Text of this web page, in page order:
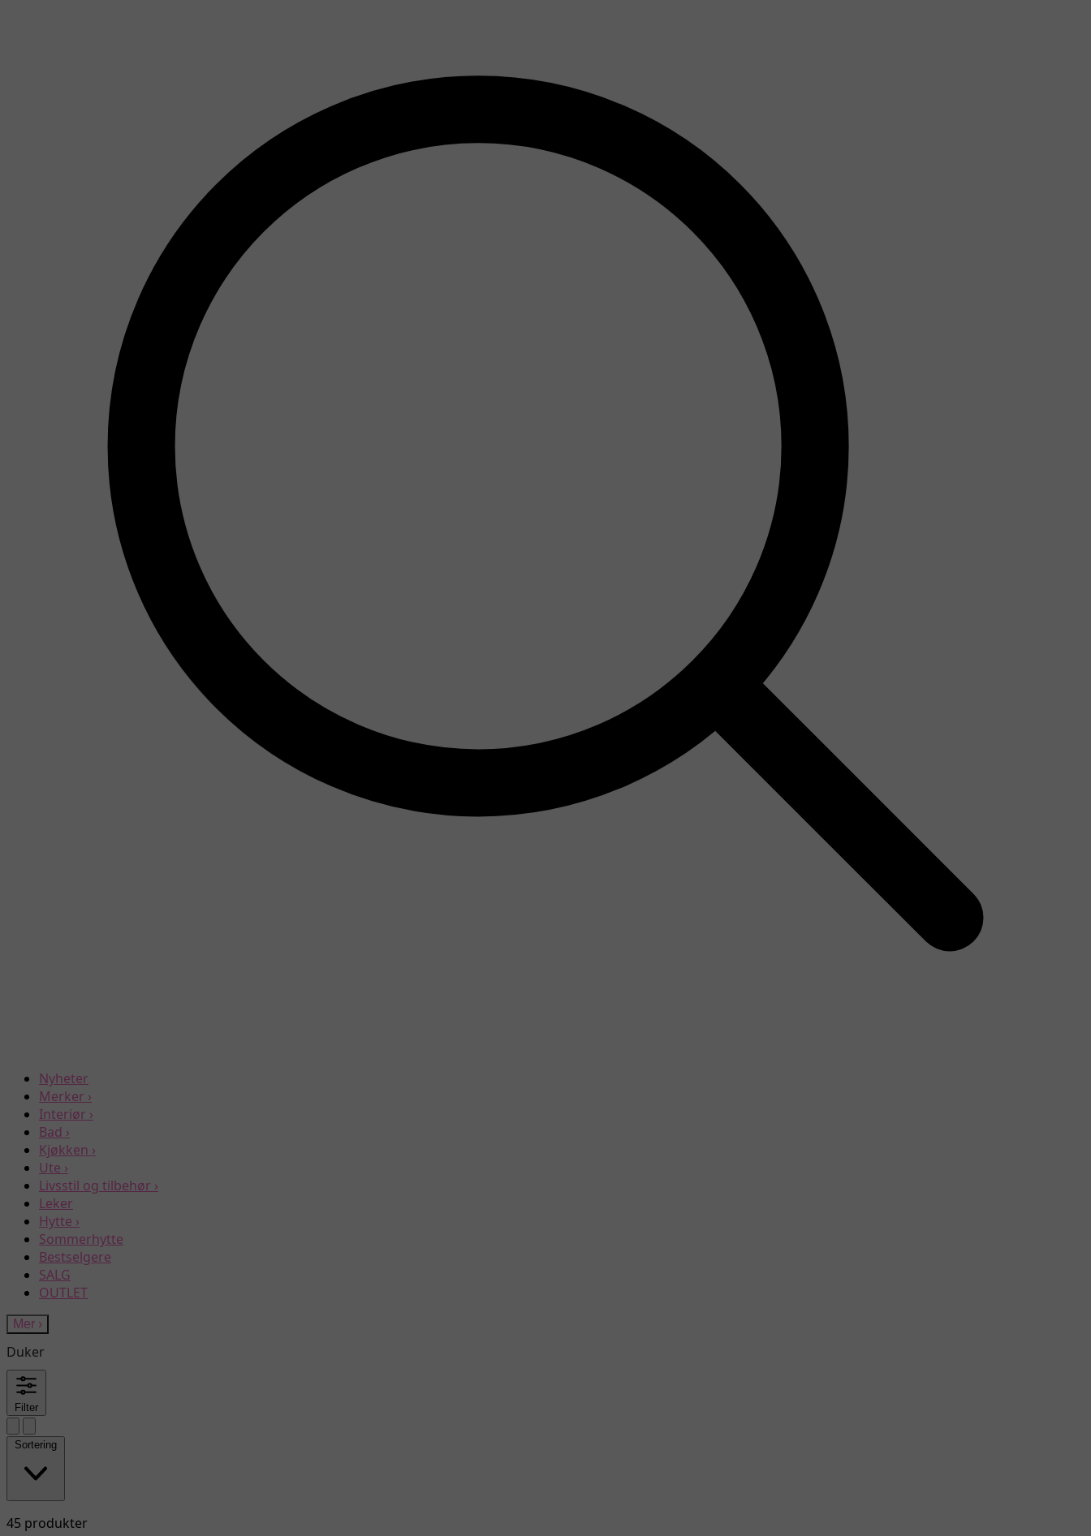
Nyheter
Merker ›
Interiør ›
Bad ›
Kjøkken ›
Ute ›
Livsstil og tilbehør ›
Leker
Hytte ›
Sommerhytte
Bestselgere
SALG
OUTLET
Mer ›
Duker
Filter
Sortering
45 produkter